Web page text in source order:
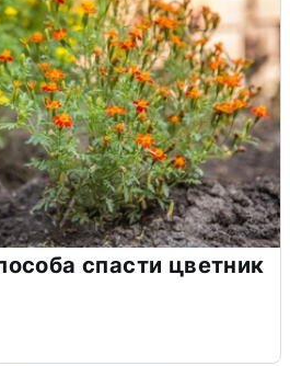
спасти цветник